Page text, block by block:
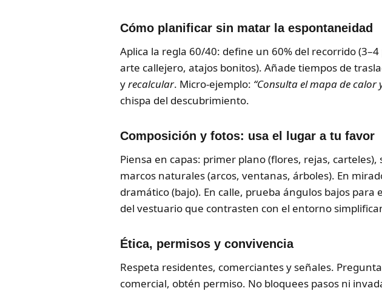
Cómo planificar sin matar la espontaneidad
Aplica la regla 60/40: define un 60% del recorrido
arte callejero, atajos bonitos). Añade tiempos de
yrecalcular. Micro-ejemplo: “Consulta el mapa de
chispa del descubrimiento.
Composición y fotos: usa el lugar a tu favor
Piensa en capas: primer plano (flores, rejas,
marcos naturales (arcos, ventanas, árboles). En
dramático (bajo). En calle, prueba ángulos bajos
del vestuario que contrasten con el entorno
Ética, permisos y convivencia
Respeta residentes, comerciantes y señales.
comercial, obtén permiso. No bloquees pasos ni